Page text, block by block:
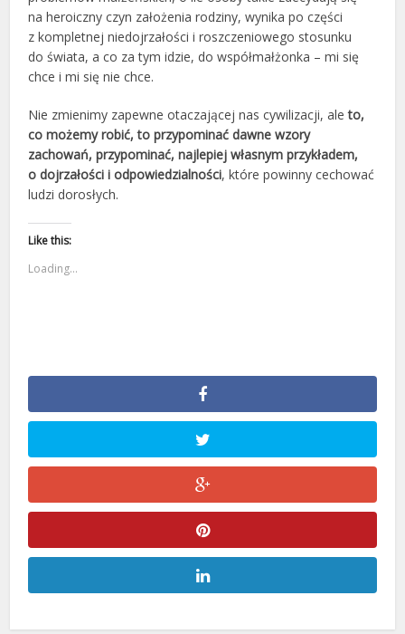
na heroiczny czyn założenia rodziny, wynika po części
z kompletnej niedojrzałości i roszczeniowego stosunku
do świata, a co za tym idzie, do współmałżonka – mi się
chce i mi się nie chce.
Nie zmienimy zapewne otaczającej nas cywilizacji, aleto,
co możemy robić, to przypominać dawne wzory
zachowań, przypominać, najlepiej własnym przykładem,
o dojrzałości i odpowiedzialności, które powinny cechować
ludzi dorosłych.
Like this:
Loading...